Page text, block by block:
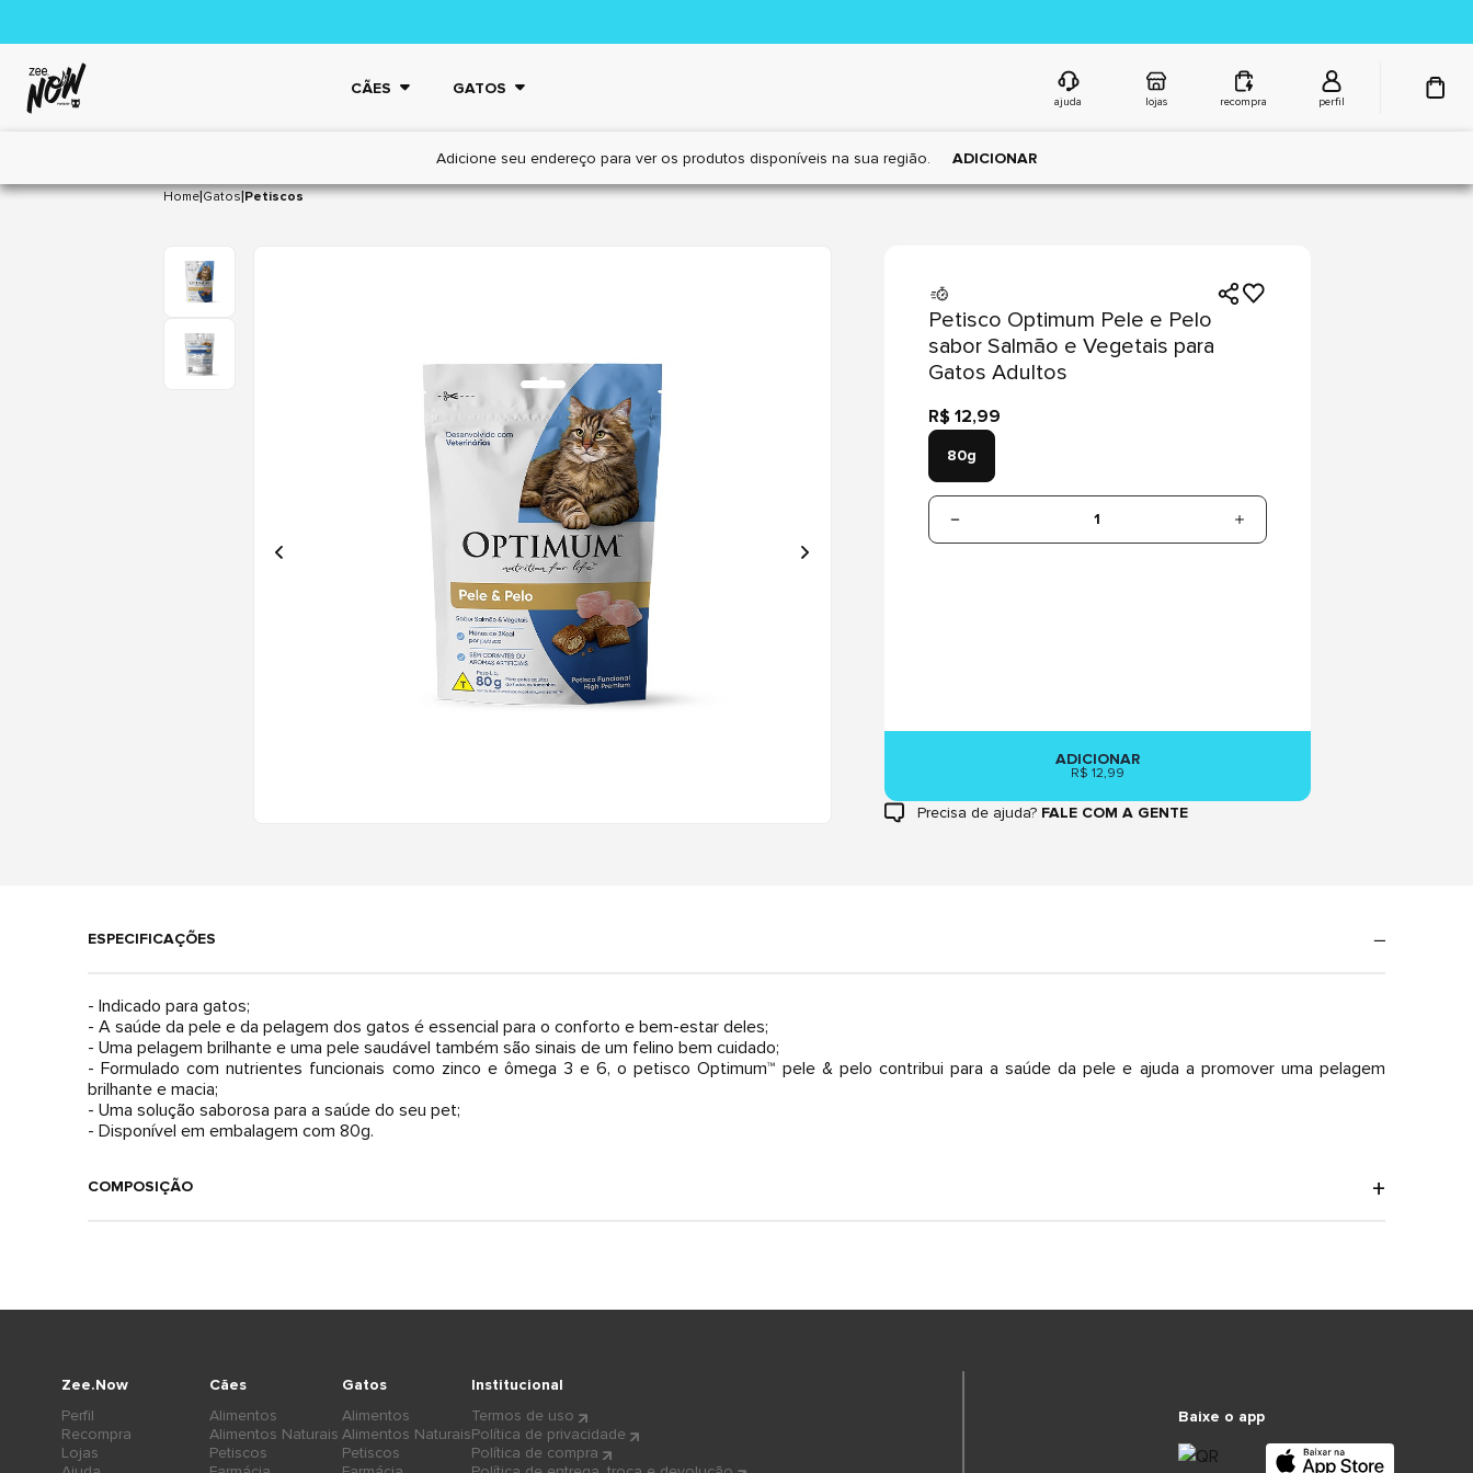
CÃES GATOS
ajuda lojas recompra perfil
Adicione seu endereço para ver os produtos disponíveis na sua região. ADICIONAR
Home|Gatos|Petiscos
Petisco Optimum Pele e Pelo
sabor Salmão e Vegetais para
Gatos Adultos
R$ 12,99
80g
1
ADICIONAR
R$ 12,99
Precisa de ajuda? FALE COM A GENTE
ESPECIFICAÇÕES
- Indicado para gatos;
- A saúde da pele e da pelagem dos gatos é essencial para o conforto e bem-estar deles;
- Uma pelagem brilhante e uma pele saudável também são sinais de um felino bem cuidado;
- Formulado com nutrientes funcionais como zinco e ômega 3 e 6, o petisco Optimum™ pele & pelo contribui para a saúde da pele e ajuda a promover uma pelagem
brilhante e macia;
- Uma solução saborosa para a saúde do seu pet;
- Disponível em embalagem com 80g.
COMPOSIÇÃO
Cães
Alimentos
Alimentos Naturais
Petiscos
Gatos
Alimentos
Alimentos Naturais
Petiscos
Zee.Now
Perfil
Recompra
Lojas
Institucional
Termos de uso
Política de privacidade
Política de compra
Baixe o app